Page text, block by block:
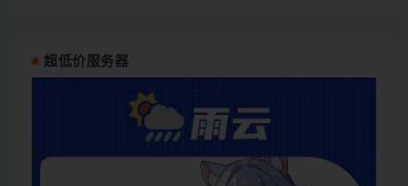
超低价服务器